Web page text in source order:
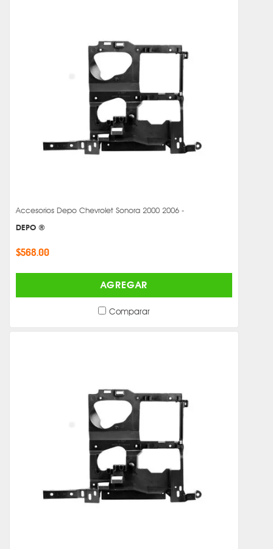
Accesorios Depo Chevrolet Sonora 2000 2006 -
DEPO ®
$568.00
AGREGAR
Comparar